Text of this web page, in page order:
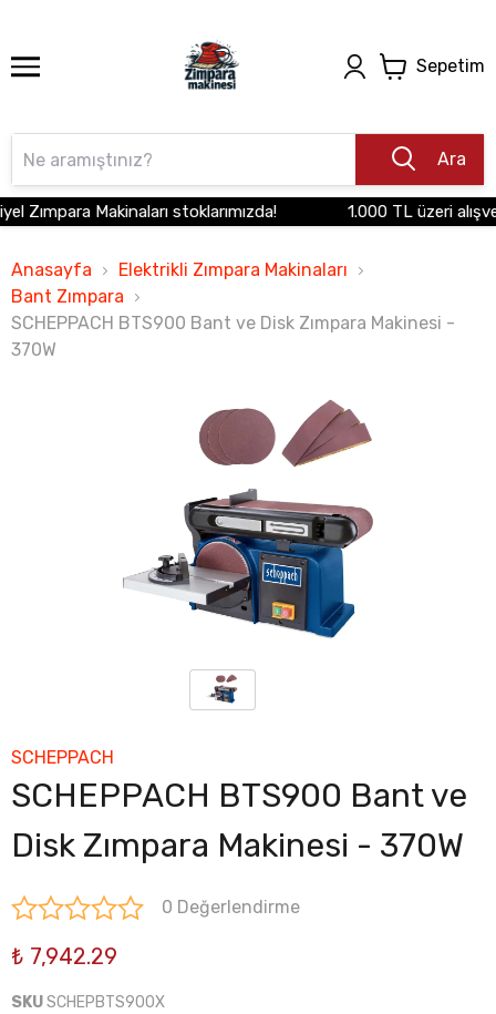
Sepetim
Ara
Makinaları stoklarımızda! 1.000 TL üzeri
Anasayfa
Elektrikli Zımpara Makinaları
Bant Zımpara
SCHEPPACH BTS900 Bant ve Disk Zımpara Makinesi -
370W
SCHEPPACH
SCHEPPACH BTS900 Bant ve
Disk Zımpara Makinesi - 370W
0 Değerlendirme
₺ 7,942.29
SKUSCHEPBTS900X